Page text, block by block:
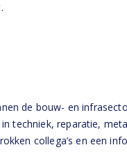
de bouw- en
techniek, reparatie,
collega’s en een